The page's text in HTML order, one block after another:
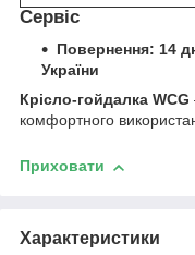
Сервіс
Повернення: 14
України
Крісло-гойдалка WCG
комфортного
Приховати
Характеристики